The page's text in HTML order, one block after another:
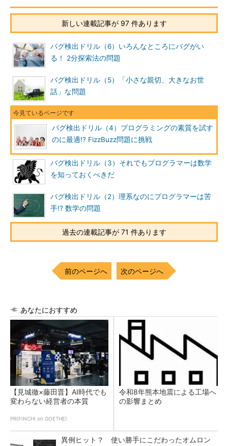
新しい連載記事が 97 件あります
バグ検出ドリル（6）いろんなところにバグがい
る！ 2分探索法の問題
バグ検出ドリル（5）「小さな親切、大きなお世
話」な問題
バグ検出ドリル（4）プログラミングの素質を試す
のに最適!? FizzBuzz問題に挑戦
バグ検出ドリル（3）それでもプログラマーは数学
を知っておくべきだ
バグ検出ドリル（2）理系なのにプログラマーは苦
手!? 数学の問題
過去の連載記事が 71 件あります
前のページへ 次のページへ
あなたにおすすめ
【見城徹×藤田晋】AI時代でも
変わらない経営者の本質
PR(FINCHI on GOETHE)
令和8年熊本地震による工場へ
の影響まとめ
異例ヒット？ 使い勝手にこだわったオムロン